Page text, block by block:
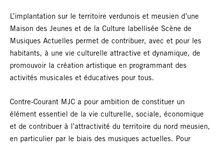
L’implantation sur le territoire verdunois et meusien d’une
Maison des Jeunes et de la Culture labellisée Scène de
Musiques Actuelles permet de contribuer, avec et pour les
habitants, à une vie culturelle attractive et dynamique, de
promouvoir la création artistique en programmant des
activités musicales et éducatives pour tous.
Contre-Courant MJC a pour ambition de constituer un
élément essentiel de la vie culturelle, sociale, économique
et de contribuer à l’attractivité du territoire du nord meusien,
en particulier par le biais des musiques actuelles. Pour